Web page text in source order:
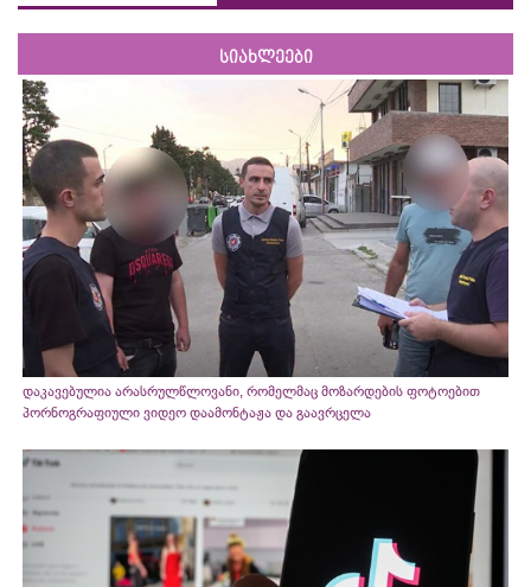
სიახლეები
დაკავებულია არასრულწლოვანი, რომელმაც მოზარდების ფოტოებით
პორნოგრაფიული ვიდეო დაამონტაჟა და გაავრცელა